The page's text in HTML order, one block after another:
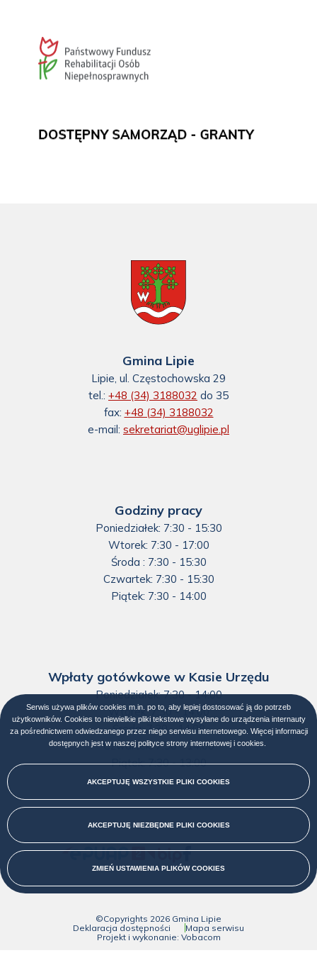
Gmina Lipie
Lipie, ul. Częstochowska 29
tel.: +48 (34) 3188032 do 35
fax: +48 (34) 3188032
e-mail: sekretariat@uglipie.pl
Godziny pracy
Poniedziałek: 7:30 - 15:30
Wtorek: 7:30 - 17:00
Środa : 7:30 - 15:30
Czwartek: 7:30 - 15:30
Piątek: 7:30 - 14:00
Wpłaty gotówkowe w Kasie Urzędu
Poniedziałek: 7:30 - 14:00
Wtorek: 7:30 - 14:00
Środa: 7:30 - 14:00
Czwartek: 7:30 - 14:00
Piątek: 7:30 - 13:00
Menu
społecznościowe
stopka©Copyrights 2026 Gmina Lipie
Deklaracja dostępności
Mapa serwisu
Projekt i wykonanie: Vobacom
Serwis używa plików cookies m.in. po to, aby lepiej dostosować ją do potrzeb
użytkowników. Cookies to niewielkie pliki tekstowe wysyłane do urządzenia internauty
za pośrednictwem odwiedzanego przez niego serwisu internetowego. Więcej informacji
dostępnych jest w naszej polityce strony internetowej i cookies
w
AKCEPTUJĘ WSZYSTKIE PLIKI COOKIES
AKCEPTUJĘ NIEZBĘDNE PLIKI COOKIES
ZMIEŃ USTAWIENIA PLIKÓWCOOKIES